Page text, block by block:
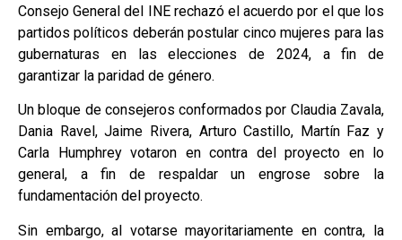
Consejo General del INE rechazó el acuerdo por el que los
partidos políticos deberán postular cinco mujeres para las
gubernaturas en las elecciones de 2024, a fin de
garantizar la paridad de género.
Un bloque de consejeros conformados por Claudia Zavala,
Dania Ravel, Jaime Rivera, Arturo Castillo, Martín Faz y
Carla Humphrey votaron en contra del proyecto en lo
general, a fin de respaldar un engrose sobre la
fundamentación del proyecto.
Sin embargo, al votarse mayoritariamente en contra, la